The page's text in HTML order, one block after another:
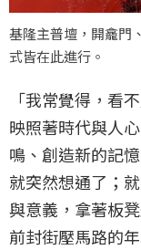
基隆主普壇，開龕門
式皆在此進行。
「我常覺得，看
映照著時代與人
鳴、創造新的記
就突然想通了；
與意義，拿著板
前封街壓馬路的